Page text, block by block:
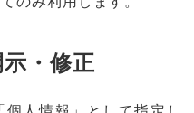
・修正